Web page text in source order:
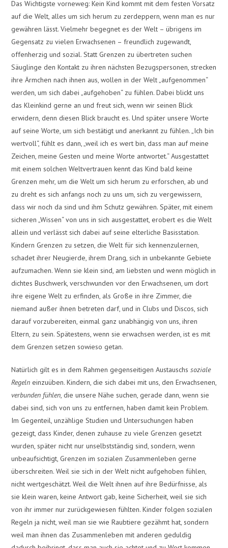
Das Wichtigste vorneweg: Kein Kind kommt mit dem festen Vorsatz
auf die Welt, alles um sich herum zu zerdeppern, wenn man es nur
gewähren lässt. Vielmehr begegnet es der Welt – übrigens im
Gegensatz zu vielen Erwachsenen – freundlich zugewandt,
offenherzig und sozial. Statt Grenzen zu übertreten suchen
Säuglinge den Kontakt zu ihren nächsten Bezugspersonen, strecken
ihre Ärmchen nach ihnen aus, wollen in der Welt „aufgenommen“
werden, um sich dabei „aufgehoben“ zu fühlen. Dabei blickt uns
das Kleinkind gerne an und freut sich, wenn wir seinen Blick
erwidern, denn diesen Blick braucht es. Und später unsere Worte
auf seine Worte, um sich bestätigt und anerkannt zu fühlen. „Ich bin
wertvoll“, fühlt es dann, „weil ich es wert bin, dass man auf meine
Zeichen, meine Gesten und meine Worte antwortet.“ Ausgestattet
mit einem solchen Weltvertrauen kennt das Kind bald keine
Grenzen mehr, um die Welt um sich herum zu erforschen, ab und
zu dreht es sich anfangs noch zu uns um, sich zu vergewissern,
dass wir noch da sind und ihm Schutz gewähren. Später, mit einem
sicheren „Wissen“ von uns in sich ausgestattet, erobert es die Welt
allein und verlässt sich dabei auf seine elterliche Basisstation.
Kindern Grenzen zu setzen, die Welt für sich kennenzulernen,
schadet ihrer Neugierde, ihrem Drang, sich in unbekannte Gebiete
aufzumachen. Wenn sie klein sind, am liebsten und wenn möglich in
dichtes Buschwerk, verschwunden vor den Erwachsenen, um dort
ihre eigene Welt zu erfinden, als Große in ihre Zimmer, die
niemand außer ihnen betreten darf, und in Clubs und Discos, sich
darauf vorzubereiten, einmal ganz unabhängig von uns, ihren
Eltern, zu sein. Spätestens, wenn sie erwachsen werden, ist es mit
dem Grenzen setzen sowieso getan.
Natürlich gilt es in dem Rahmen gegenseitigen Austauschssoziale
Regeln einzuüben. Kindern, die sich dabei mit uns, den Erwachsenen,
verbunden fühlen, die unsere Nähe suchen, gerade dann, wenn sie
dabei sind, sich von uns zu entfernen, haben damit kein Problem.
Im Gegenteil, unzählige Studien und Untersuchungen haben
gezeigt, dass Kinder, denen zuhause zu viele Grenzen gesetzt
wurden, später nicht nur unselbstständig sind, sondern, wenn
unbeaufsichtigt, Grenzen im sozialen Zusammenleben gerne
überschreiten. Weil sie sich in der Welt nicht aufgehoben fühlen,
nicht wertgeschätzt. Weil die Welt ihnen auf ihre Bedürfnisse, als
sie klein waren, keine Antwort gab, keine Sicherheit, weil sie sich
von ihr immer nur zurückgewiesen fühlten. Kinder folgen sozialen
Regeln ja nicht, weil man sie wie Raubtiere gezähmt hat, sondern
weil man ihnen das Zusammenleben mit anderen geduldig